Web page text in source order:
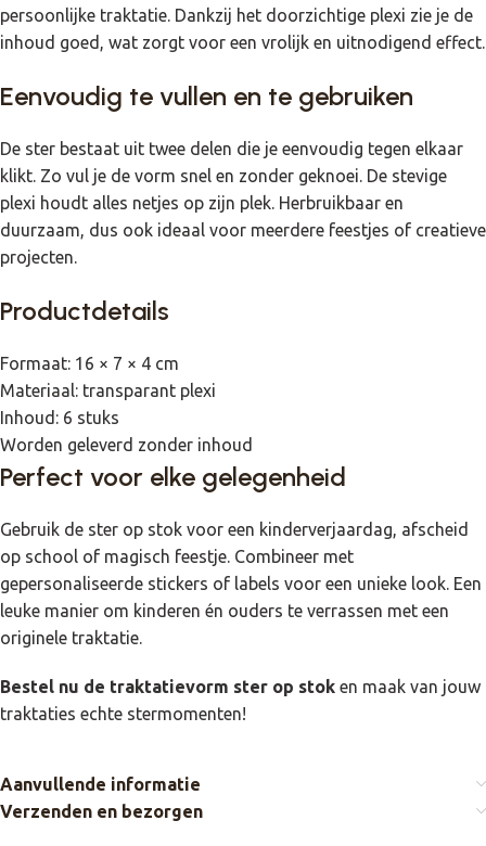
persoonlijke traktatie. Dankzij het doorzichtige plexi zie je de
inhoud goed, wat zorgt voor een vrolijk en uitnodigend effect.
Eenvoudig te vullen en te gebruiken
De ster bestaat uit twee delen die je eenvoudig tegen elkaar
klikt. Zo vul je de vorm snel en zonder geknoei. De stevige
plexi houdt alles netjes op zijn plek. Herbruikbaar en
duurzaam, dus ook ideaal voor meerdere feestjes of creatieve
projecten.
Productdetails
Formaat: 16 × 7 × 4 cm
Materiaal: transparant plexi
Inhoud: 6 stuks
Worden geleverd zonder inhoud
Perfect voor elke gelegenheid
Gebruik de ster op stok voor een kinderverjaardag, afscheid
op school of magisch feestje. Combineer met
gepersonaliseerde stickers of labels voor een unieke look. Een
leuke manier om kinderen én ouders te verrassen met een
originele traktatie.
Bestel nu de traktatievorm ster op stok en maak van jouw
traktaties echte stermomenten!
Aanvullende informatie
Verzenden en bezorgen